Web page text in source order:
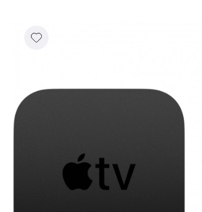
Гарантия
Доставка
Самовывоз